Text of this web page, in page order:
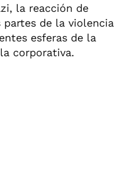
la reacción de
partes de la violencia
esferas de la
corporativa.